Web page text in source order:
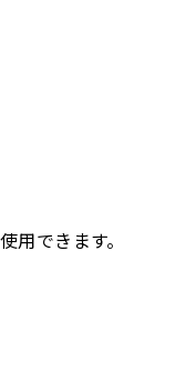
できます。